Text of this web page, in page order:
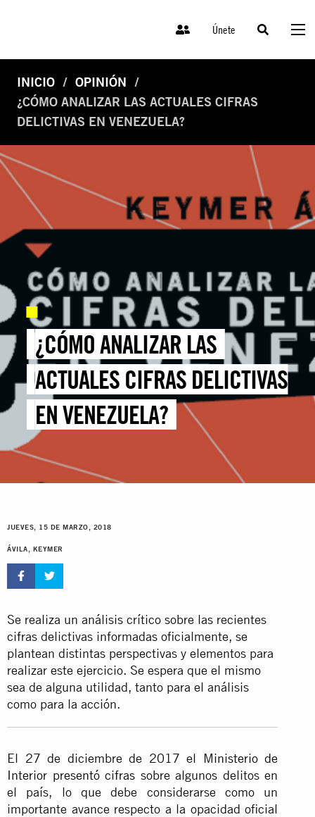
Únete
INICIO
OPINIÓN
¿CÓMO ANALIZAR LAS ACTUALES CIFRAS
DELICTIVAS EN VENEZUELA?
¿CÓMO ANALIZAR LAS
ACTUALES CIFRAS DELICTIVAS
EN VENEZUELA?
JUEVES, 15 DE MARZO, 2018
ÁVILA, KEYMER
Se realiza un análisis crítico sobre las recientes
cifras delictivas informadas oficialmente, se
plantean distintas perspectivas y elementos para
realizar este ejercicio. Se espera que el mismo
sea de alguna utilidad, tanto para el análisis
como para la acción.
El 27 de diciembre de 2017 el
Ministerio de
Interior presentó cifras sobre algunos delitos en
el país, lo que debe considerarse como un
importante avance respecto a la opacidad oficial